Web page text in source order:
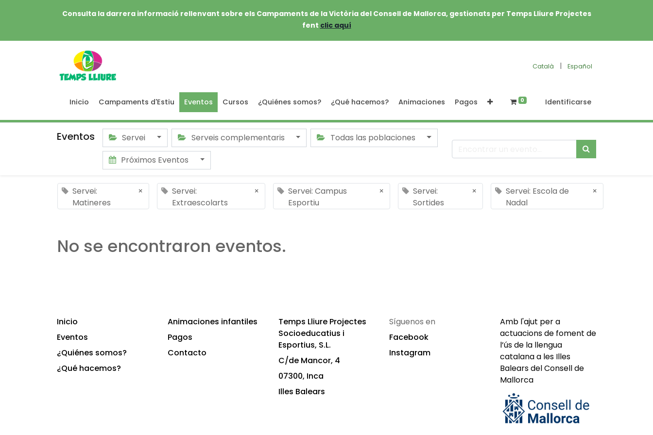
Consulta la darrera informació rellenvant sobre els Campaments de la Victòria del Consell de Mallorca, gestionats per Temps Lliure Projectes
fent clic aquí
Català | Español
Inicio Campaments d'Estiu Eventos Cursos ¿Quiénes somos? ¿Qué hacemos? Animaciones Pagos 0 Identificarse
Eventos Servei Serveis complementaris
Todas las poblaciones
Próximos Eventos
Servei:
Matineres
×
Servei:
Extraescolarts
×
Servei: Campus
Esportiu
×
Servei:
Sortides
×
Servei: Escola de
Nadal
×
No se encontraron eventos.
Inicio
Eventos
¿Quiénes somos?
¿Qué hacemos?
Animaciones infantiles
Pagos
Contacto
Temps Lliure Projectes
Socioeducatius i
Esportius, S.L.
C/de Mancor, 4
07300, Inca
Illes Balears
Síguenos en
Facebook
Instagram
Amb l'ajut per a
actuacions de foment de
l’ús de la llengua
catalana a les Illes
Balears del Consell de
Mallorca